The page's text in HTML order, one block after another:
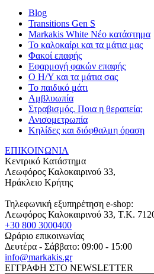
Blog
Transitions Gen S
Markakis White Νέο κατάστημα
Το καλοκαίρι και τα μάτια μας
Φακοί επαφής
Εφαρμογή φακών επαφής
Ο Η/Υ και τα μάτια σας
Το παιδικό μάτι
Αμβλυωπία
Στραβισμός. Ποια η θεραπεία;
Ανισομετρωπία
Κηλίδες και διόφθαλμη όραση
ΕΠΙΚΟΙΝΩΝΙΑ
Κεντρικό Κατάστημα
Λεωφόρος Καλοκαιρινού 33,
Ηράκλειο Κρήτης
Τηλεφωνική εξυπηρέτηση e-shop:
Λεωφόρος Καλοκαιρινού 33, T.K.
+30 800 3000400
Ωράριο επικοινωνίας
Δευτέρα - Σάββατο: 09:00 - 15:00
info@markakis.gr
ΕΓΓΡΑΦΗ ΣΤΟ NEWSLETTER